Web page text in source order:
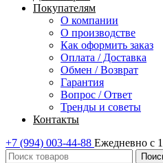
Покупателям
О компании
О производстве
Как оформить заказ
Оплата / Доставка
Обмен / Возврат
Гарантия
Вопрос / Ответ
Тренды и советы
Контакты
+7 (994) 003-44-88 Ежедневно с